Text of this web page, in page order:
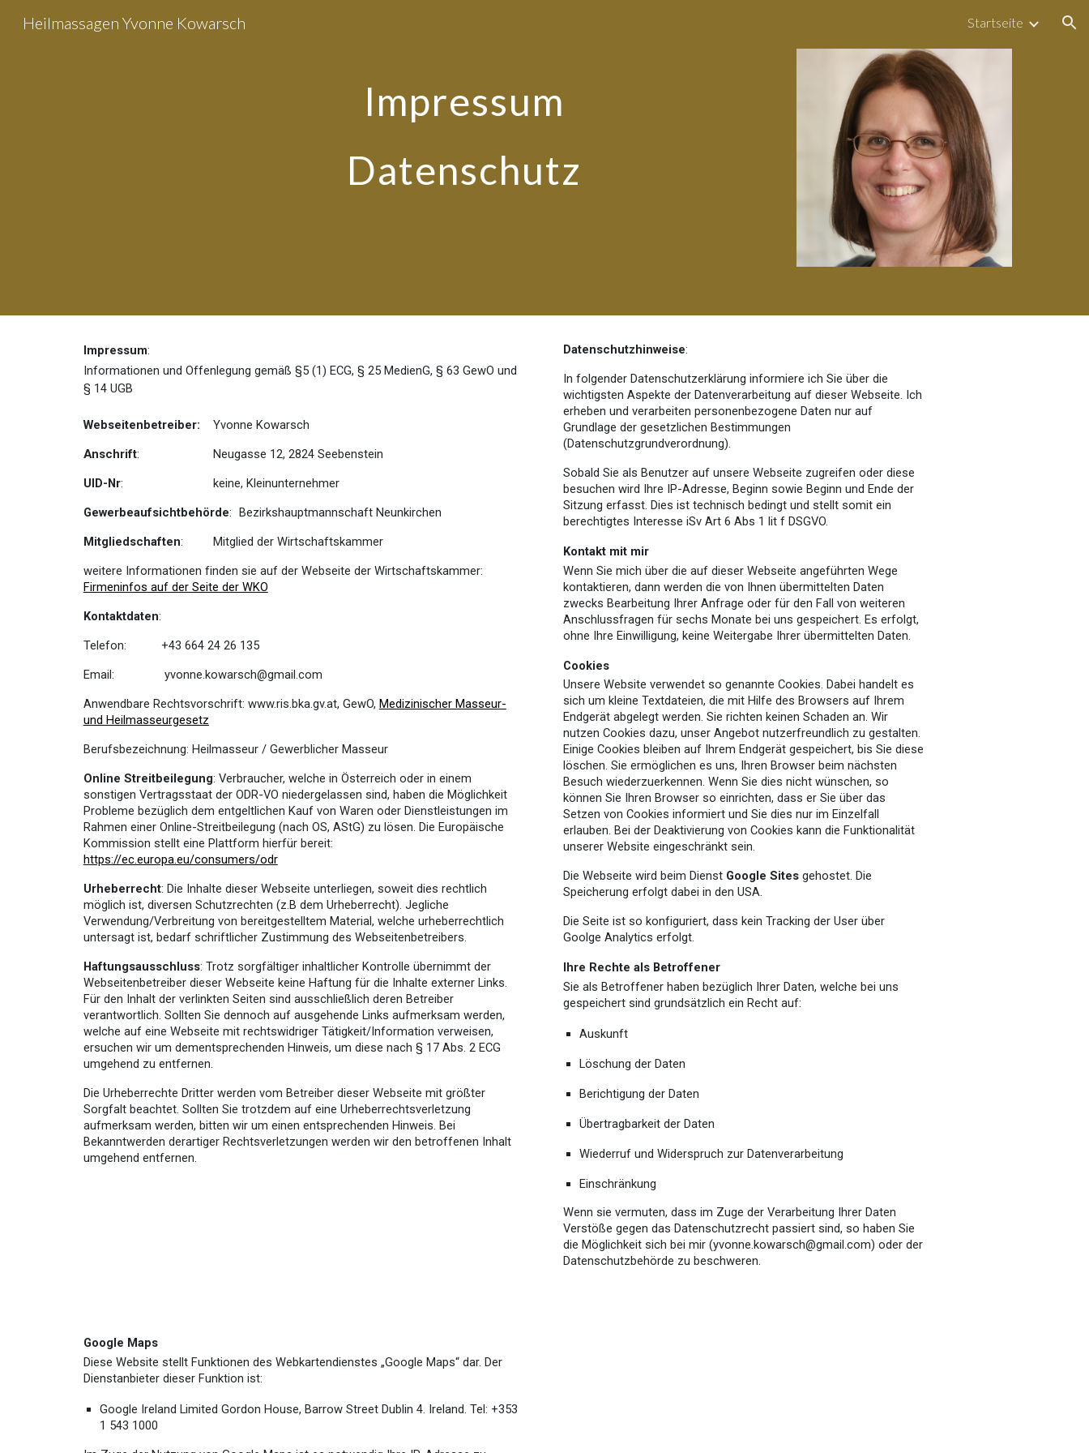
Heilmassagen Yvonne Kowarsch Startseite
Impressum
Datenschutz
Impressum:
Informationen und Offenlegung gemäß §5 (1) ECG, § 25 MedienG, § 63 GewO und
§ 14 UGB
Webseitenbetreiber:
Yvonne Kowarsch
Anschrift:
Neugasse 12, 2824 Seebenstein
UID-Nr:
keine, Kleinunternehmer
Gewerbeaufsichtbehörde:
Bezirkshauptmannschaft Neunkirchen
Mitgliedschaften:
Mitglied der Wirtschaftskammer
weitere Informationen finden sie auf der Webseite der Wirtschaftskammer:
Firmeninfos auf der Seite der WKO
Kontaktdaten:
Telefon:
+43 664 24 26 135
Email:
yvonne.kowarsch@gmail.com
Anwendbare Rechtsvorschrift: www.ris.bka.gv.at, GewO, Medizinischer Masseur-
und Heilmasseurgesetz
Berufsbezeichnung: Heilmasseur / Gewerblicher Masseur
Online Streitbeilegung: Verbraucher, welche in Österreich oder in einem
sonstigen Vertragsstaat der ODR-VO niedergelassen sind, haben die Möglichkeit
Probleme bezüglich dem entgeltlichen Kauf von Waren oder Dienstleistungen im
Rahmen einer Online-Streitbeilegung (nach OS, AStG) zu lösen. Die Europäische
Kommission stellt eine Plattform hierfür bereit:
https://ec.europa.eu/consumers/odr
Urheberrecht: Die Inhalte dieser Webseite unterliegen, soweit dies rechtlich
möglich ist, diversen Schutzrechten (z.B dem Urheberrecht). Jegliche
Verwendung/Verbreitung von bereitgestelltem Material, welche urheberrechtlich
untersagt ist, bedarf schriftlicher Zustimmung des Webseitenbetreibers.
Haftungsausschluss: Trotz sorgfältiger inhaltlicher Kontrolle übernimmt der
Webseitenbetreiber dieser Webseite keine Haftung für die Inhalte externer Links.
Für den Inhalt der verlinkten Seiten sind ausschließlich deren Betreiber
verantwortlich. Sollten Sie dennoch auf ausgehende Links aufmerksam werden,
welche auf eine Webseite mit rechtswidriger Tätigkeit/Information verweisen,
ersuchen wir um dementsprechenden Hinweis, um diese nach § 17 Abs. 2 ECG
umgehend zu entfernen.
Die Urheberrechte Dritter werden vom Betreiber dieser Webseite mit größter
Sorgfalt beachtet. Sollten Sie trotzdem auf eine Urheberrechtsverletzung
aufmerksam werden, bitten wir um einen entsprechenden Hinweis. Bei
Bekanntwerden derartiger Rechtsverletzungen werden wir den betroffenen Inhalt
umgehend entfernen.
Datenschutzhinweise:
In folgender Datenschutzerklärung informiere ich Sie über die
wichtigsten Aspekte der Datenverarbeitung auf dieser Webseite. Ich
erheben und verarbeiten personenbezogene Daten nur auf
Grundlage der gesetzlichen Bestimmungen
(Datenschutzgrundverordnung).
Sobald Sie als Benutzer auf unsere Webseite zugreifen oder diese
besuchen wird Ihre IP-Adresse, Beginn sowie Beginn und Ende der
Sitzung erfasst. Dies ist technisch bedingt und stellt somit ein
berechtigtes Interesse iSv Art 6 Abs 1 lit f DSGVO.
Kontakt mit mir
Wenn Sie mich über die auf dieser Webseite angeführten Wege
kontaktieren, dann werden die von Ihnen übermittelten Daten
zwecks Bearbeitung Ihrer Anfrage oder für den Fall von weiteren
Anschlussfragen für sechs Monate bei uns gespeichert. Es erfolgt,
ohne Ihre Einwilligung, keine Weitergabe Ihrer übermittelten Daten.
Cookies
Unsere Website verwendet so genannte Cookies. Dabei handelt es
sich um kleine Textdateien, die mit Hilfe des Browsers auf Ihrem
Endgerät abgelegt werden. Sie richten keinen Schaden an. Wir
nutzen Cookies dazu, unser Angebot nutzerfreundlich zu gestalten.
Einige Cookies bleiben auf Ihrem Endgerät gespeichert, bis Sie diese
löschen. Sie ermöglichen es uns, Ihren Browser beim nächsten
Besuch wiederzuerkennen. Wenn Sie dies nicht wünschen, so
können Sie Ihren Browser so einrichten, dass er Sie über das
Setzen von Cookies informiert und Sie dies nur im Einzelfall
erlauben. Bei der Deaktivierung von Cookies kann die Funktionalität
unserer Website eingeschränkt sein.
Die Webseite wird beim Dienst Google Sites gehostet. Die
Speicherung erfolgt dabei in den USA.
Die Seite ist so konfiguriert, dass kein Tracking der User über
Goolge Analytics erfolgt.
Ihre Rechte als Betroffener
Sie als Betroffener haben bezüglich Ihrer Daten, welche bei uns
gespeichert sind grundsätzlich ein Recht auf:
Auskunft
Löschung der Daten
Berichtigung der Daten
Übertragbarkeit der Daten
Wiederruf und Widerspruch zur Datenverarbeitung
Einschränkung
Wenn sie vermuten, dass im Zuge der Verarbeitung Ihrer Daten
Verstöße gegen das Datenschutzrecht passiert sind, so haben Sie
die Möglichkeit sich bei mir (yvonne.kowarsch@gmail.com) oder der
Datenschutzbehörde zu beschweren.
Google Maps
Diese Website stellt Funktionen des Webkartendienstes „Google Maps“ dar. Der
Dienstanbieter dieser Funktion ist:
Google Ireland Limited Gordon House, Barrow Street Dublin 4. Ireland. Tel: +353
1 543 1000